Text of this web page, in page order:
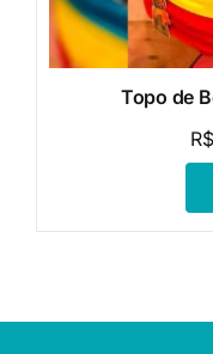
Topo de
R$